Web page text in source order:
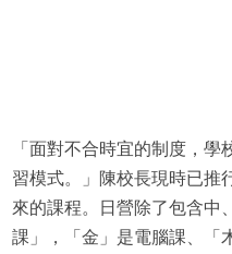
「面對不合時宜的制度，
習模式。」陳校長現時已推
來的課程。日營除了包含中
課」，「金」是電腦課、「